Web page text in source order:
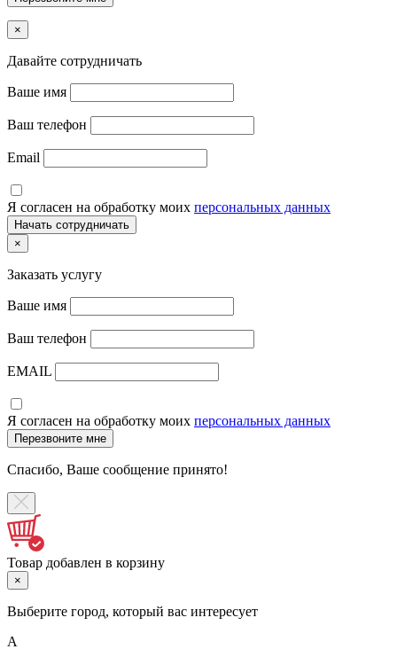
×
Давайте сотрудничать
Ваше имя
Ваш телефон
Email
Я согласен на обработку моих персональных данных
×
Заказать услугу
Ваше имя
Ваш телефон
EMAIL
Я согласен на обработку моих персональных данных
Спасибо, Ваше сообщение принято!
Товар добавлен в корзину
×
Выберите город, который вас интересует
А